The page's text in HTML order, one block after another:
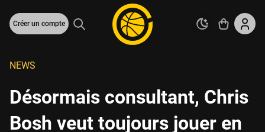
Créer un compte
NEWS
Désormais consultant, Chris
Bosh veut toujours jouer en